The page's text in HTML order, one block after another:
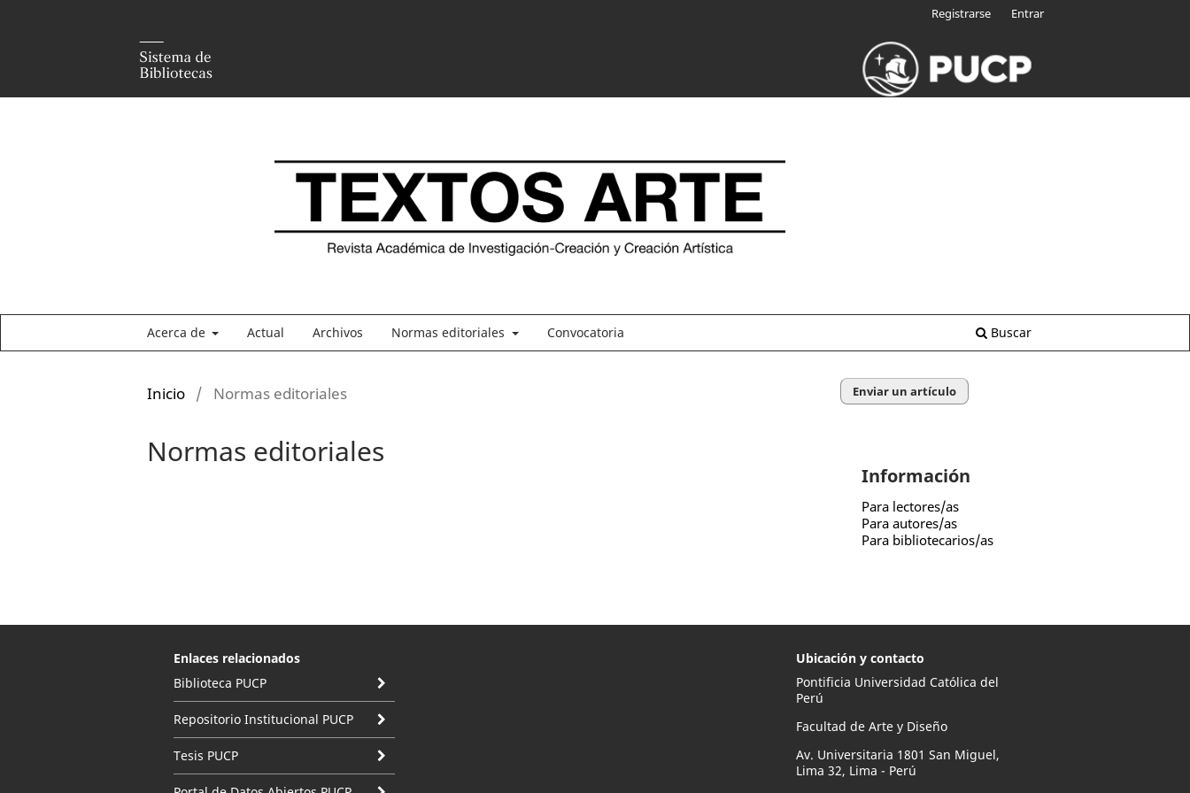
Acerca de Actual Archivos Normas editoriales Convocatoria Buscar
Registrarse Entrar
Inicio / Normas editoriales
Normas editoriales
Enviar un artículo
Información
Para lectores/as
Para autores/as
Para bibliotecarios/as
Enlaces relacionados
Biblioteca PUCP
Repositorio Institucional PUCP
Tesis PUCP
Ubicación y contacto
Pontificia Universidad Católica del
Perú
Facultad de Arte y Diseño
Av. Universitaria 1801 San Miguel,
Lima 32, Lima - Perú